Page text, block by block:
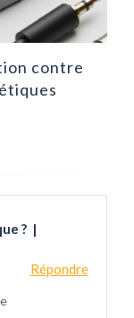
contre
? |
Répondre